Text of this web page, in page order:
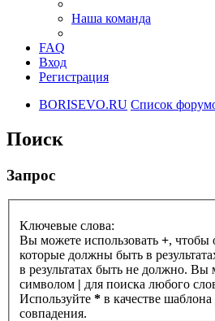
Наша команда
FAQ
Вход
Регистрация
BORISEVO.RU Список
Поиск
Запрос
Ключевые слова:
Вы можете использовать +, чтобы
которые должны быть в
в результатах быть не должно. Вы
символом | для поиска любого
Используйте * в качестве
совпадения.